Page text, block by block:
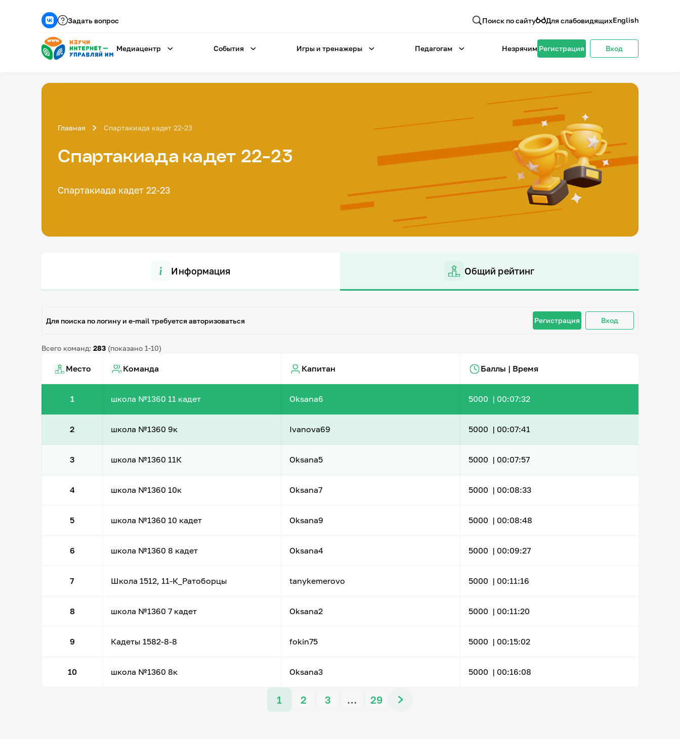
Задать вопрос Поиск по сайту Для слабовидящихEnglish
Медиацентр События Игры и тренажеры Педагогам Незрячим Регистрация Вход
Главная Спартакиада кадет 22-23
Спартакиада кадет 22-23
Спартакиада кадет 22-23
Информация Общий рейтинг
Для поиска по логину и e-mail требуется авторизоваться Регистрация Вход
Всего команд: 283 (показано 1-10)
Место Команда Капитан Баллы | Время
1 школа №1360 11 кадет Oksana6 5000 | 00:07:32
2 школа №1360 9к Ivanova69 5000 | 00:07:41
3 школа №1360 11К Oksana5 5000 | 00:07:57
4 школа №1360 10к Oksana7 5000 | 00:08:33
5 школа №1360 10 кадет Oksana9 5000 | 00:08:48
6 школа №1360 8 кадет Oksana4 5000 | 00:09:27
7 Школа 1512, 11-К_Ратоборцы tanykemerovo 5000 | 00:11:16
8 школа №1360 7 кадет Oksana2 5000 | 00:11:20
9 Кадеты 1582-8-8 fokin75 5000 | 00:15:02
10 школа №1360 8к Oksana3 5000 | 00:16:08
1 2 3 … 29